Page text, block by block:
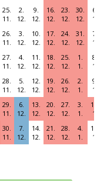
25.
11.
2.
12.
9.
12.
16.
12.
23.
12.
30.
12.
6.
1.
26.
11.
3.
12.
10.
12.
17.
12.
24.
12.
31.
12.
7.
1.
27.
11.
4.
12.
11.
12.
18.
12.
25.
12.
1.
1.
8.
1.
28.
11.
5.
12.
12.
12.
19.
12.
26.
12.
2.
1.
9.
1.
29.
11.
6.
12.
13.
12.
20.
12.
27.
12.
3.
1.
1.
30.
11.
7.
12.
14.
12.
21.
12.
28.
12.
4.
1.
1.